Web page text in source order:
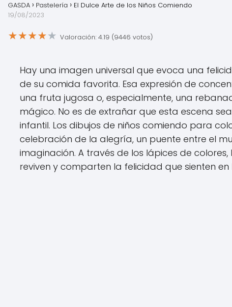
GASDA Pastelería
El Dulce Arte de los Niños Comiendo
19/08/2023
★★★★★ Valoración: 4.19 (9446 votos)
Hay una imagen universal que evoca una
de su comida favorita. Esa expresión de
una fruta jugosa o, especialmente, una
mágico. No es de extrañar que esta escena
infantil. Los dibujos de niños comiendo para
celebración de la alegría, un puente entre el
imaginación. A través de los lápices de
reviven y comparten la felicidad que sienten en